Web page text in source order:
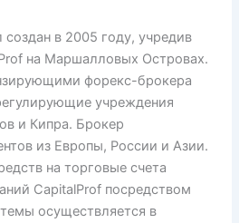
в 2005 году, учредив
на Маршалловых Островах.
форекс-брокера
учреждения
и Кипра. Брокер
из Европы, России и Азии.
на торговые счета
CapitalProf посредством
осуществляется в